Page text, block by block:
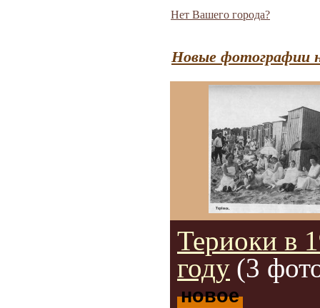
Нет Вашего города?
Новые фотографии
Териоки в
году (3
новое